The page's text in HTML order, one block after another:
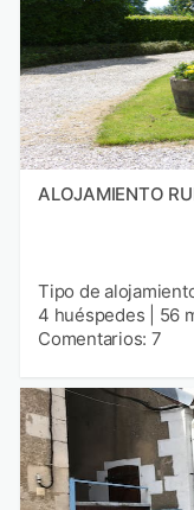
ALOJAMIENTO
Tipo de
4 huéspedes
56
Comentarios: 7